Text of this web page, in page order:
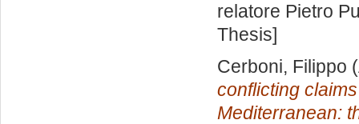
relatore Pietro
Thesis]
Cerboni, Filippo
conflicting
Mediterranean: